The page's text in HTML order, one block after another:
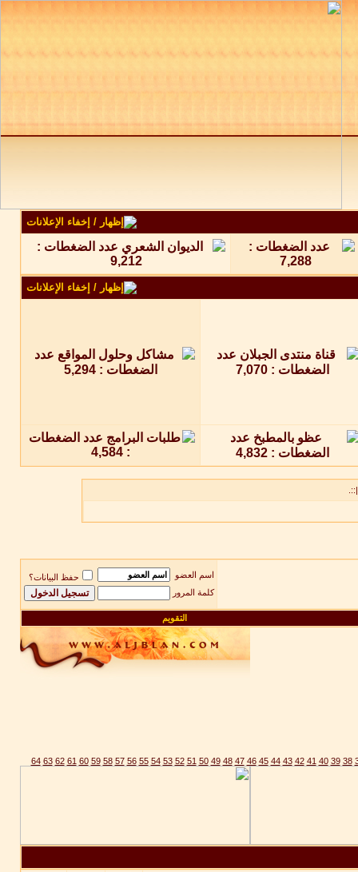
اسم العضو
حفظ البيانات؟
كلمة المرور
التقويم
38
39
40
41
42
43
44
45
46
47
48
49
50
51
52
53
54
55
56
57
58
59
60
61
62
63
64